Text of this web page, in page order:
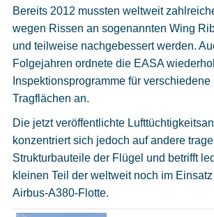
Bereits 2012 mussten weltweit
wegen Rissen an sogenannten Wing
und teilweise nachgebessert werden.
Folgejahren ordnete die EASA
Inspektionsprogramme für
Tragflächen an.
Die jetzt veröffentlichte
konzentriert sich jedoch auf andere
Strukturbauteile der Flügel und betrifft
kleinen Teil der weltweit noch im
Airbus-A380-Flotte.